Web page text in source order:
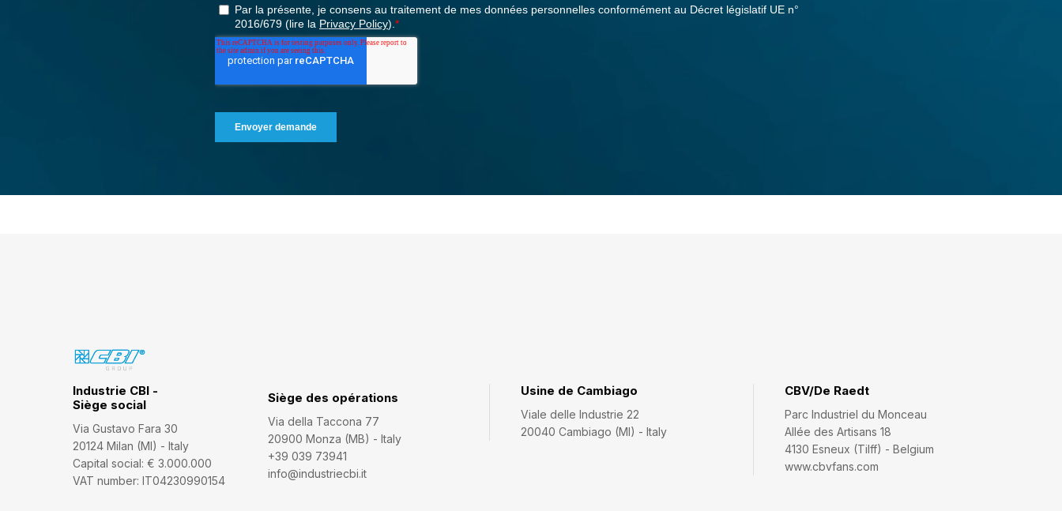
Industrie CBI -
Siège social
Via Gustavo Fara 30
20124 Milan (MI) - Italy
Capital social: € 3.000.000
VAT number: IT04230990154
Siège des opérations
Via della Taccona 77
20900 Monza (MB) - Italy
+39 039 73941
info@industriecbi.it
Usine de Cambiago
Viale delle Industrie 22
20040 Cambiago (MI) - Italy
CBV/De Raedt
Parc Industriel du Monceau
Allée des Artisans 18
4130 Esneux (Tilff) - Belgium
www.cbvfans.com